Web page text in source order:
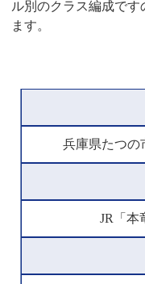
ル別のクラス編成で
ます。
兵庫県たつの
JR「本